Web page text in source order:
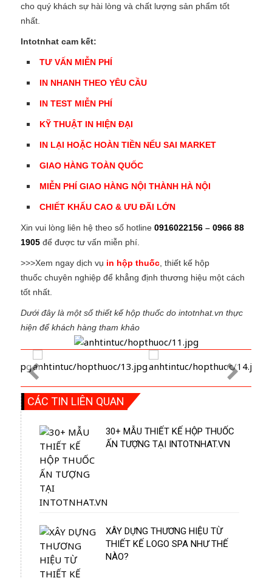
cho quý khách sự hài lòng và chất lượng sản phẩm tốt
nhất.
Intotnhat cam kết:
TƯ VẤN MIỄN PHÍ
IN NHANH THEO YÊU CẦU
IN TEST MIỄN PHÍ
KỸ THUẬT IN HIỆN ĐẠI
IN LẠI HOẶC HOÀN TIỀN NẾU SAI MARKET
GIAO HÀNG TOÀN QUỐC
MIỄN PHÍ GIAO HÀNG NỘI THÀNH HÀ NỘI
CHIẾT KHẤU CAO & ƯU ĐÃI LỚN
Xin vui lòng liên hệ theo số hotline 0916022156 – 0966 88
1905 để được tư vấn miễn phí.
>>>Xem ngay dịch vụ in hộp thuốc , thiết kế hộp
thuốc chuyên nghiệp để khẳng định thương hiệu một cách
tốt nhất.
Dưới đây là một số thiết kế hộp thuốc do intotnhat.vn thực
hiện để khách hàng tham khảo
CÁC TIN LIÊN QUAN
30+ MẪU THIẾT KẾ HỘP THUỐC
ẤN TƯỢNG TẠI INTOTNHAT.VN
XÂY DỰNG THƯƠNG HIỆU TỪ
THIẾT KẾ LOGO SPA NHƯ THẾ
NÀO?